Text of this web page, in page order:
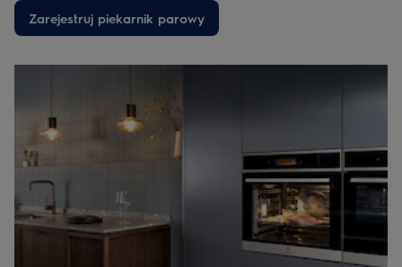
światowa. Przepisy przygotowane przez profesjonalnych
kucharzy, blogerów kulinarnych i pasjonatów gotowania.
Zarejestruj piekarnik parowy